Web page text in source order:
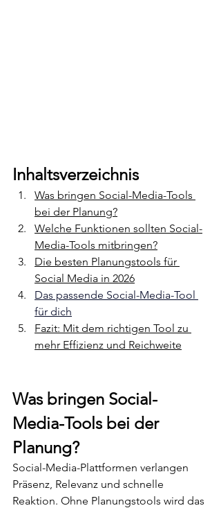
Inhaltsverzeichnis
Was bringen Social-Media-Tools
bei der Planung?
Welche Funktionen sollten Social-
Media-Tools mitbringen?
Die besten Planungstools für
Social Media in 2026
Das passende Social-Media-Tool
für dich
Fazit: Mit dem richtigen Tool zu
mehr Effizienz und Reichweite
Was bringen Social-
Media-Tools bei der
Planung?
Social-Media-Plattformen verlangen
Präsenz, Relevanz und schnelle
Reaktion. Ohne Planungstools wird das